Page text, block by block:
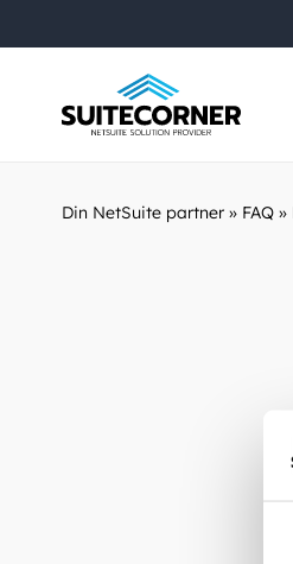
Din NetSuite partner » FAQ »